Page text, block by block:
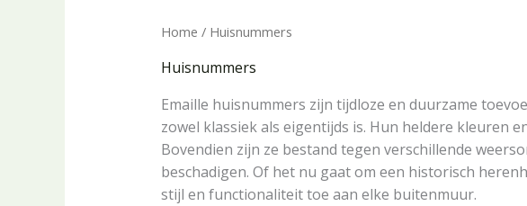
Home / Huisnummers
Huisnummers
Emaille huisnummers zijn tijdloze en duurzame
zowel klassiek als eigentijds is. Hun heldere kleuren
Bovendien zijn ze bestand tegen verschillende
beschadigen. Of het nu gaat om een historisch
stijl en functionaliteit toe aan elke buitenmuur.